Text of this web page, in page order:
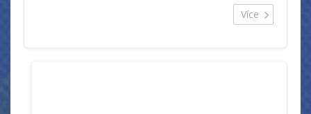
Sedloňov je též výborná základna pro cyklovýlety po
Více